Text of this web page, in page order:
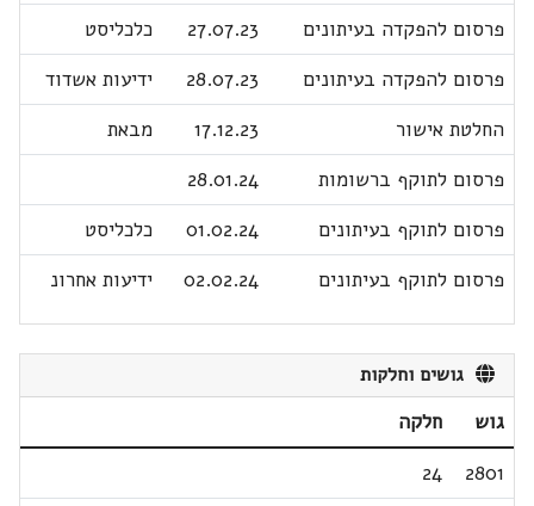
פרסום להפקדה בעיתונים
27.07.23
כלכליסט
פרסום להפקדה בעיתונים
28.07.23
ידיעות אשדוד
החלטת אישור
17.12.23
מבאת
פרסום לתוקף ברשומות
28.01.24
פרסום לתוקף בעיתונים
01.02.24
כלכליסט
פרסום לתוקף בעיתונים
02.02.24 ידיעות אחרונ
גושים וחלקות
גוש
חלקה
2801
24